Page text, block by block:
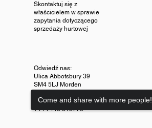
Skontaktuj się z
właścicielem w sprawie
zapytania dotyczącego
sprzedaży hurtowej
Odwiedź nas:
Ulica Abbotsbury 39
SM4 5LJ Morden
info@diamondjewellery.store
+44 7448 318775
Come and share with more people!